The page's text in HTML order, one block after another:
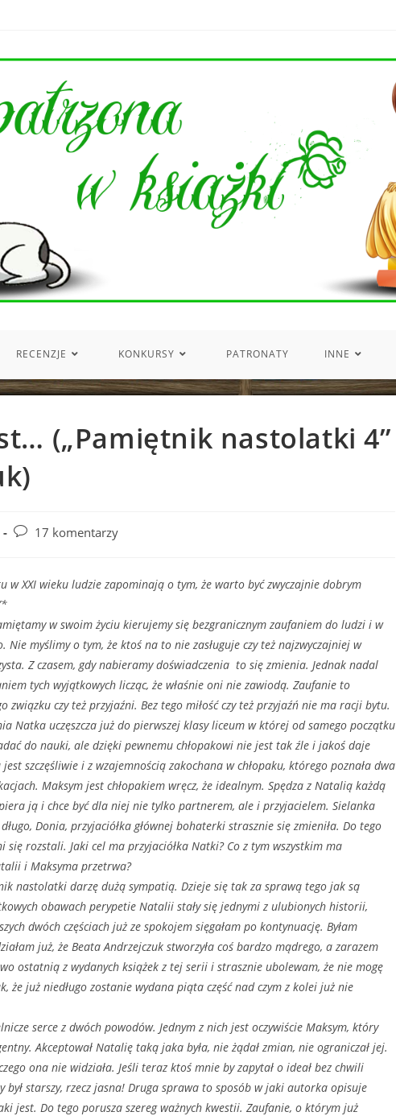
RECENZJE KONKURSY PATRONATY INNE
(„Pamiętnik nastolatki 4”
Post 17 komentarzy
wieku ludzie zapominają o tym, że warto być zwyczajnie dobrym
w swoim życiu kierujemy się bezgranicznym zaufaniem do ludzi i w
Nie myślimy o tym, że ktoś na to nie zasługuje czy też najzwyczajniej w
Z czasem, gdy nabieramy doświadczenia to się zmienia. Jednak nadal
tych wyjątkowych licząc, że właśnie oni nie zawiodą. Zaufanie to
związku czy też przyjaźni. Bez tego miłość czy też przyjaźń nie ma racji bytu.
uczęszcza już do pierwszej klasy liceum w której od samego początku
do nauki, ale dzięki pewnemu chłopakowi nie jest tak źle i jakoś daje
jest szczęśliwie i z wzajemnością zakochana w chłopaku, którego poznała dwa
Maksym jest chłopakiem wręcz, że idealnym. Spędza z Natalią każdą
ją i chce być dla niej nie tylko partnerem, ale i przyjacielem. Sielanka
Donia, przyjaciółka głównej bohaterki strasznie się zmieniła. Do tego
się rozstali. Jaki cel ma przyjaciółka Natki? Co z tym wszystkim ma
i Maksyma przetrwa?
darzę dużą sympatią. Dzieje się tak za sprawą tego jak są
obawach perypetie Natalii stały się jednymi z ulubionych historii,
dwóch częściach już ze spokojem sięgałam po kontynuację. Byłam
już, że Beata Andrzejczuk stworzyła coś bardzo mądrego, a zarazem
ostatnią z wydanych książek z tej serii i strasznie ubolewam, że nie mogę
że już niedługo zostanie wydana piąta część nad czym z kolei już nie
serce z dwóch powodów. Jednym z nich jest oczywiście Maksym, który
Akceptował Natalię taką jaka była, nie żądał zmian, nie ograniczał jej.
ona nie widziała. Jeśli teraz ktoś mnie by zapytał o ideał bez chwili
był starszy, rzecz jasna! Druga sprawa to sposób w jaki autorka opisuje
jest. Do tego porusza szereg ważnych kwestii. Zaufanie, o którym już